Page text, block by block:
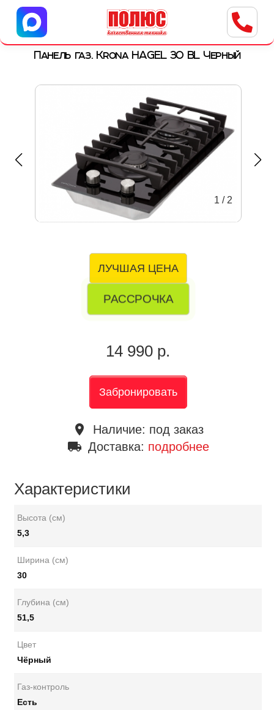
Центр бытовой техники
г. Ульяновск, ул. Пушкарева, 8a
Панель газ. Krona HAGEL 30 BL Черный
1 / 2
ЛУЧШАЯ ЦЕНА
РАССРОЧКА
14 990 р.
Забронировать
place Наличие: под заказ
local_shipping Доставка: подробнее
Характеристики
Высота (см)
5,3
Ширина (см)
30
Глубина (см)
51,5
Цвет
Чёрный
Газ-контроль
Есть